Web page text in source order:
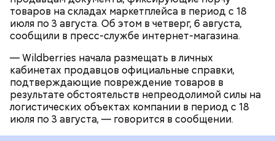
товаров на складах маркетплейса в период с 18
июля по 3 августа. Об этом в четверг, 6 августа,
сообщили в пресс-службе интернет-магазина.
— Wildberries начала размещать в личных
кабинетах продавцов официальные справки,
подтверждающие повреждение товаров в
результате обстоятельств непреодолимой силы на
логистических объектах компании в период с 18
июля по 3 августа, — говорится в сообщении.